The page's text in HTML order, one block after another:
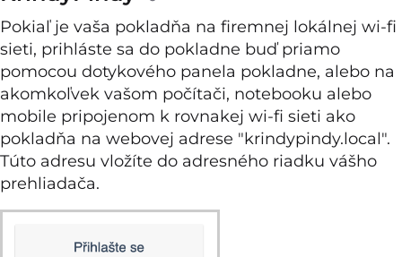
Pokiaľ je vaša pokladňa na firemnej lokálnej wi-fi
sieti, prihláste sa do pokladne buď priamo
pomocou dotykového panela pokladne, alebo na
akomkoľvek vašom počítači, notebooku alebo
mobile pripojenom k rovnakej wi-fi sieti ako
pokladňa na webovej adrese "krindypindy.local".
Túto adresu vložíte do adresného riadku vášho
prehliadača.